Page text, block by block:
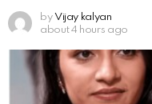
by Vijay kalyan
about 4 hours ago